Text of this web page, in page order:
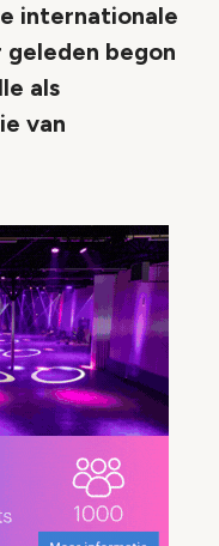
internationale
begon
als
van